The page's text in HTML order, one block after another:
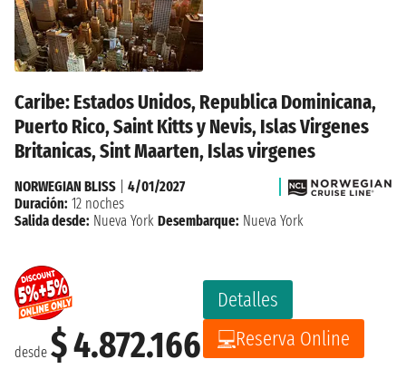
Caribe: Estados Unidos, Republica Dominicana,
Puerto Rico, Saint Kitts y Nevis, Islas Virgenes
Britanicas, Sint Maarten, Islas virgenes
desde $ 4.872.166
Detalles
Reserva Online
NORWEGIAN BLISS
4/01/2027
Duración: 12 noches
Salida desde: Nueva York Desembarque: Nueva York